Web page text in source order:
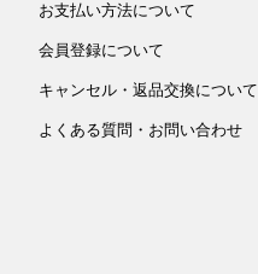
お支払い方法について
会員登録について
キャンセル・返品交換について
よくある質問・お問い合わせ